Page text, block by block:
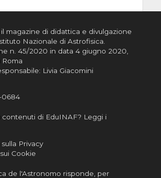
magazine di didattica e divulgazione
Nazionale di Astrofisica
n. 45/2020 in data 4 giugno 2020,
Roma
Livia Giacomini
0684
contenuti di EduINAF? Leggi i
Privacy
Cookie
de l'Astronomo risponde, per